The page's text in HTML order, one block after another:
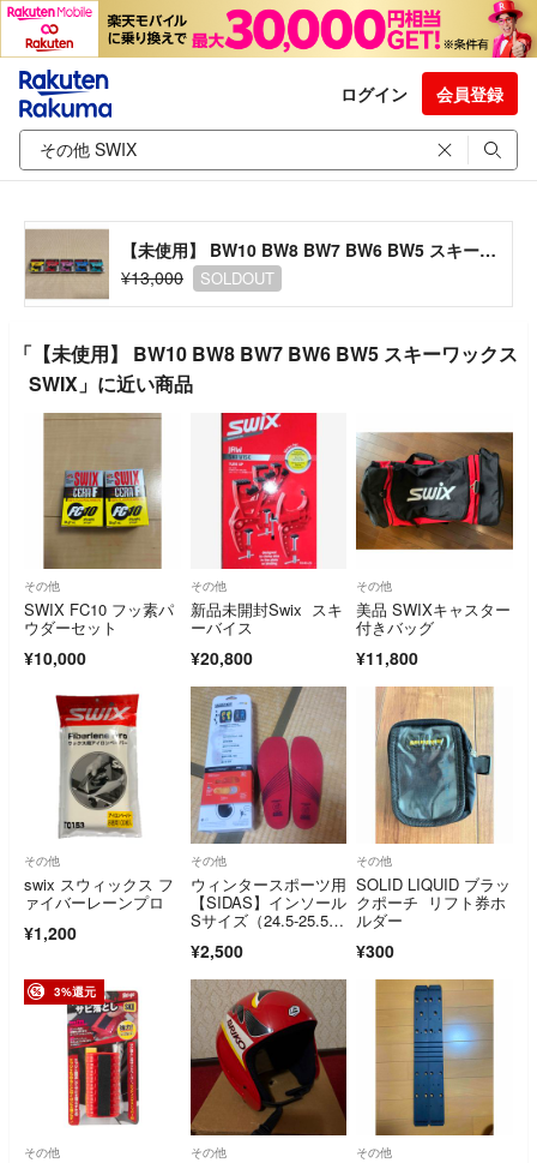
ログイン 会員登録
【未使用】 BW10 BW8 BW7 BW6 BW5 スキーワックス SWIX
¥13,000
SOLDOUT
「【未使用】 BW10 BW8 BW7 BW6 BW5 スキーワックス
SWIX」に近い商品
その他
SWIX FC10 フッ素パ
ウダーセット
¥10,000
その他
新品未開封Swix スキ
ーバイス
¥20,800
その他
美品 SWIXキャスター
付きバッグ
¥11,800
その他
swix スウィックス フ
ァイバーレーンプロ
¥1,200
その他
ウィンタースポーツ用
【SIDAS】インソール
Sサイズ（24.5-25.5c
¥2,500
その他
SOLID LIQUID ブラッ
クポーチ リフト券ホ
ルダー
¥300
3%還元
その他 その他 その他